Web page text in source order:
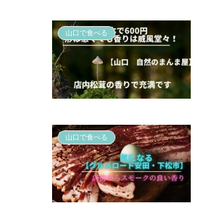
山口で食べる
山口で食べる